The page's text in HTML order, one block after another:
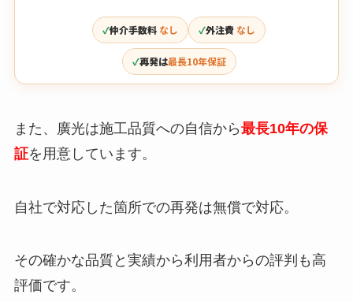
仲介手数料 なし 外注費 なし
再発は最長10年保証
また、廣光は施工品質への自信から最長10年の保
証を用意しています。
自社で対応した箇所での再発は無償で対応。
その確かな品質と実績から利用者からの評判も高
評価です。